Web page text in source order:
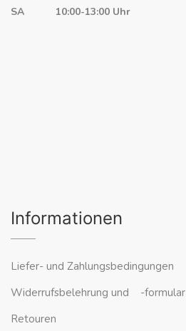
SA 10:00-13:00 Uhr
Informationen
Liefer- und Zahlungsbedingungen
Widerrufsbelehrung und -formular
Retouren